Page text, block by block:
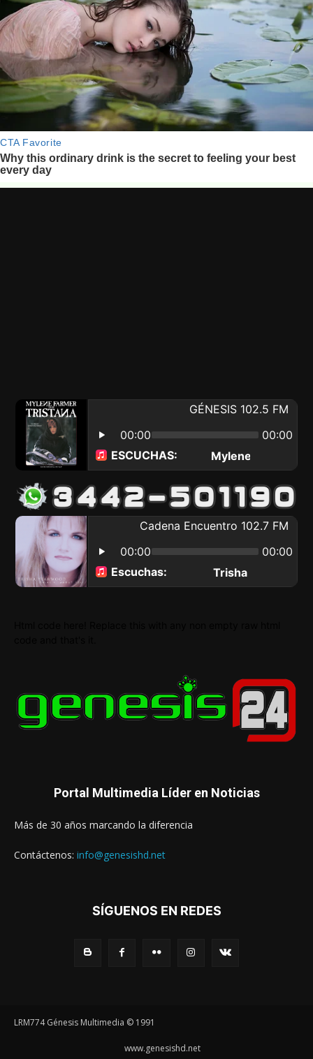
Portal Multimedia Líder en Noticias
Más de 30 años marcando la diferencia
Contáctenos: info@genesishd.net
SÍGUENOS EN REDES
LRM774 Génesis Multimedia © 1991
www.genesishd.net